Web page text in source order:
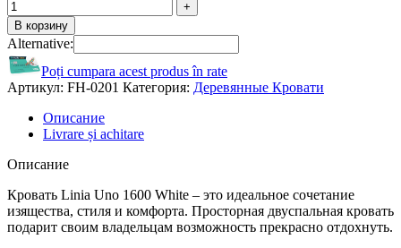
В корзину
Alternative:
Poți cumpara acest produs în rate
Артикул: FH-0201 Категория: Деревянные Кровати
Описание
Livrare și achitare
Описание
Кровать Linia Uno 1600 White – это идеальное сочетание
изящества, стиля и комфорта. Просторная двуспальная кровать
подарит своим владельцам возможность прекрасно отдохнуть.